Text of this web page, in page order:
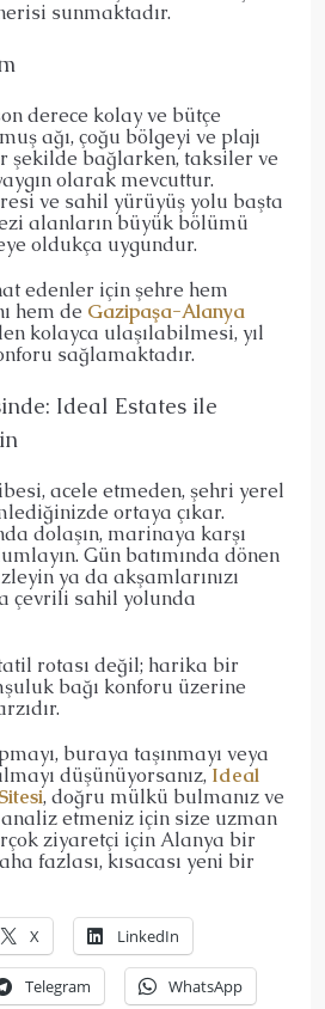
sunmaktadır.
derece kolay ve bütçe
ağı, çoğu bölgeyi ve plajı
bağlarken, taksiler ve
olarak mevcuttur.
ve sahil yürüyüş yolu başta
alanların büyük bölümü
oldukça uygundur.
edenler için şehre hem
hem de Gazipaşa-Alanya
kolayca ulaşılabilmesi, yıl
sağlamaktadır.
Ideal Estates ile
acele etmeden, şehri yerel
ortaya çıkar.
dolaşın, marinaya karşı
Gün batımında dönen
ya da akşamlarınızı
çevrili sahil yolunda
rotası değil; harika bir
bağı konforu üzerine
buraya taşınmayı veya
düşünüyorsanız,Ideal
, doğru mülkü bulmanız ve
etmeniz için size uzman
ziyaretçi için Alanya bir
fazlası, kısacası yeni bir
X LinkedIn
Telegram WhatsApp